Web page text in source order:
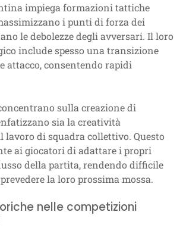
impiega formazioni tattiche
i punti di forza dei
le debolezze degli avversari. Il loro
include spesso una transizione
attacco, consentendo rapidi
sulla creazione di
sia la creatività
di squadra collettivo. Questo
ai giocatori di adattare i propri
della partita, rendendo difficile
la loro prossima mossa.
nelle competizioni